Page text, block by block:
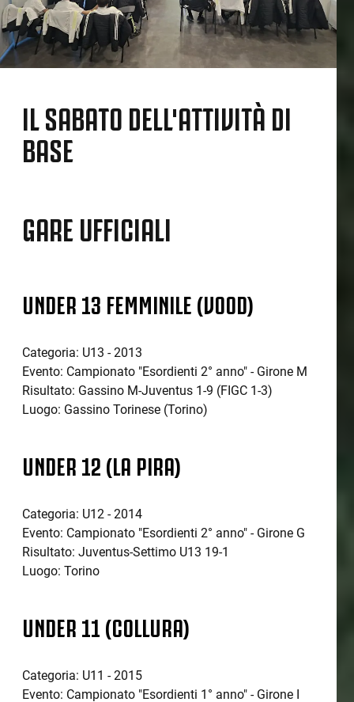
IL SABATO DELL'ATTIVITÀ DI
BASE
GARE UFFICIALI
UNDER 13 FEMMINILE (VOOD)
Categoria: U13 - 2013
Evento: Campionato "Esordienti 2° anno" - Girone M
Risultato: Gassino M-Juventus 1-9 (FIGC 1-3)
Luogo: Gassino Torinese (Torino)
UNDER 12 (LA PIRA)
Categoria: U12 - 2014
Evento: Campionato "Esordienti 2° anno" - Girone G
Risultato: Juventus-Settimo U13 19-1
Luogo: Torino
UNDER 11 (COLLURA)
Categoria: U11 - 2015
Evento: Campionato "Esordienti 1° anno" - Girone I